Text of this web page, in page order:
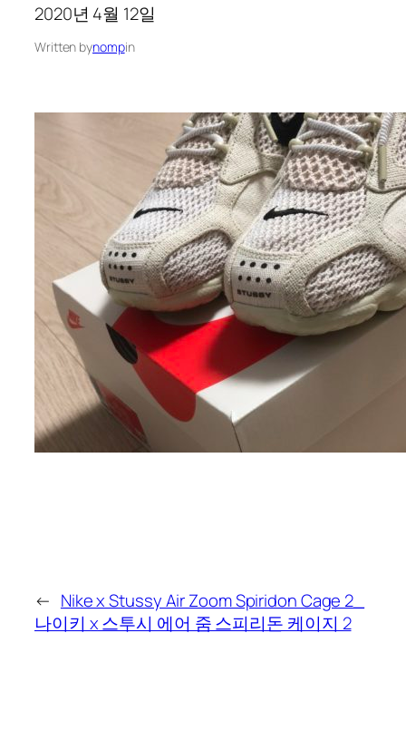
2020년 4월 12일
Written bynompin
← Nike x Stussy Air Zoom Spiridon Cage 2_
나이키 x 스투시 에어 줌 스피리돈 케이지 2